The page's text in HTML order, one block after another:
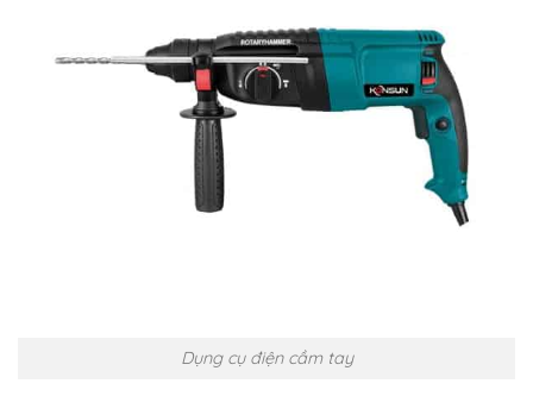
Dụng cụ điện cầm tay